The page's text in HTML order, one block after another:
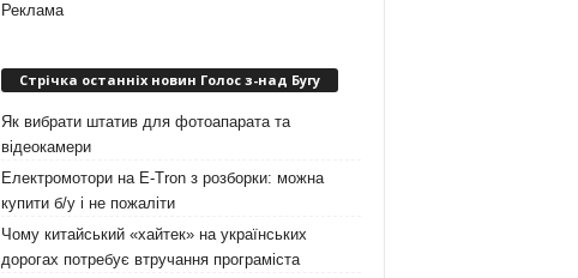
Реклама
Стрічка останніх новин Голос з-над Бугу
Як вибрати штатив для фотоапарата та
відеокамери
Електромотори на E-Tron з розборки: можна
купити б/у і не пожаліти
Чому китайський «хайтек» на українських
дорогах потребує втручання програміста